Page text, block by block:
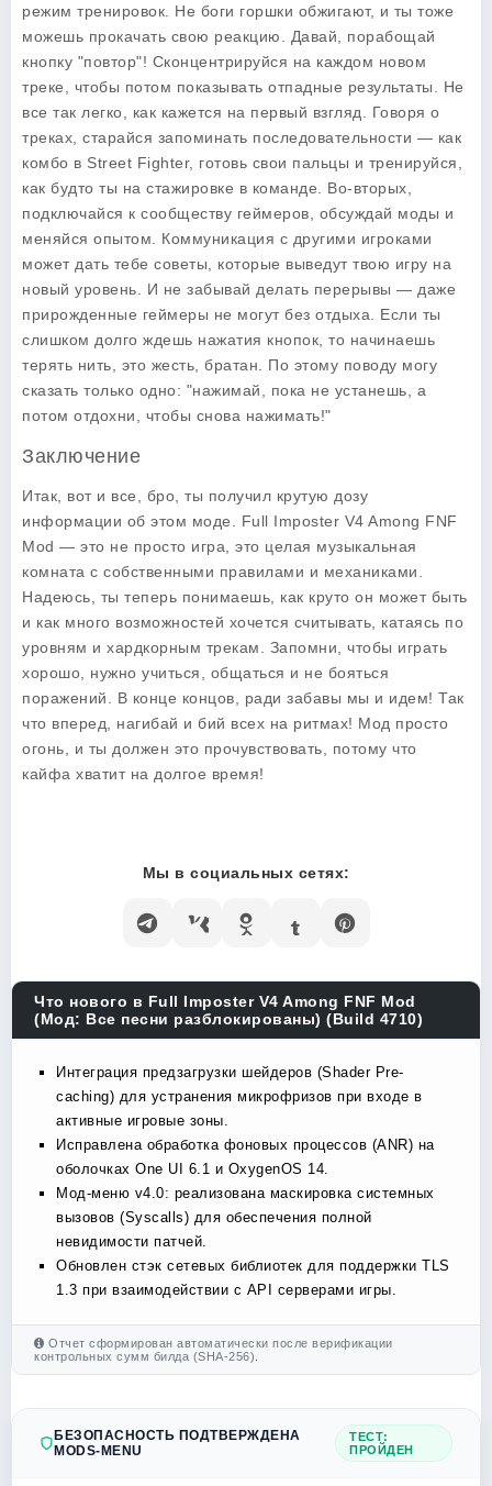
режим тренировок. Не боги горшки обжигают, и ты тоже
можешь прокачать свою реакцию. Давай, порабощай
кнопку "повтор"! Сконцентрируйся на каждом новом
треке, чтобы потом показывать отпадные результаты. Не
все так легко, как кажется на первый взгляд. Говоря о
треках, старайся запоминать последовательности — как
комбо в Street Fighter, готовь свои пальцы и тренируйся,
как будто ты на стажировке в команде. Во-вторых,
подключайся к сообществу геймеров, обсуждай моды и
меняйся опытом. Коммуникация с другими игроками
может дать тебе советы, которые выведут твою игру на
новый уровень. И не забывай делать перерывы — даже
прирожденные геймеры не могут без отдыха. Если ты
слишком долго ждешь нажатия кнопок, то начинаешь
терять нить, это жесть, братан. По этому поводу могу
сказать только одно: "нажимай, пока не устанешь, а
потом отдохни, чтобы снова нажимать!"
Заключение
Итак, вот и все, бро, ты получил крутую дозу
информации об этом моде. Full Imposter V4 Among FNF
Mod — это не просто игра, это целая музыкальная
комната с собственными правилами и механиками.
Надеюсь, ты теперь понимаешь, как круто он может быть
и как много возможностей хочется считывать, катаясь по
уровням и хардкорным трекам. Запомни, чтобы играть
хорошо, нужно учиться, общаться и не бояться
поражений. В конце концов, ради забавы мы и идем! Так
что вперед, нагибай и бий всех на ритмах! Мод просто
огонь, и ты должен это прочувствовать, потому что
кайфа хватит на долгое время!
Мы в социальных сетях:
Что нового в Full Imposter V4 Among FNF Mod
(Мод: Все песни разблокированы) (Build 4710)
Интеграция предзагрузки шейдеров (Shader Pre-
caching) для устранения микрофризов при входе в
активные игровые зоны.
Исправлена обработка фоновых процессов (ANR) на
оболочках One UI 6.1 и OxygenOS 14.
Мод-меню v4.0: реализована маскировка системных
вызовов (Syscalls) для обеспечения полной
невидимости патчей.
Обновлен стэк сетевых библиотек для поддержки TLS
1.3 при взаимодействии с API серверами игры.
Отчет сформирован автоматически после верификации
контрольных сумм билда (SHA-256).
БЕЗОПАСНОСТЬ ПОДТВЕРЖДЕНА
MODS-MENU
ТЕСТ:
ПРОЙДЕН